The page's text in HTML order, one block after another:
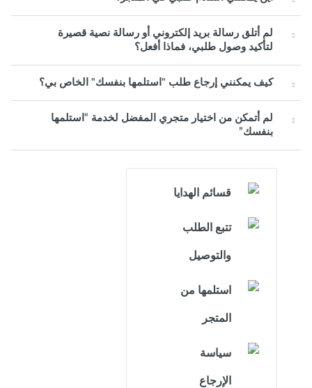
لم أتلق رسالة بريد إلكتروني أو رسالة نصية قصيرة
لتأكيد وصول طلبي، فماذا أفعل؟
كيف يمكنني إرجاع طلب "استلمها بنفسك" الخاص بي؟
لم أتمكن من اختيار متجري المفضل لخدمة “استلمها
بنفسك”
قسائم الهدايا
تتبع الطلب
والتوصيل
استلمها من
المتجر
سياسة
الإرجاع